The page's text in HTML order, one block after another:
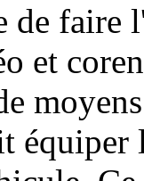
de faire
et
équiper